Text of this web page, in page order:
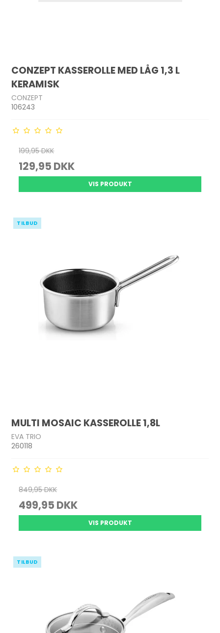
CONZEPT KASSEROLLE MED LÅG 1,3 L
KERAMISK
CONZEPT
106243
199,95 DKK
129,95 DKK
VIS PRODUKT
TILBUD
MULTI MOSAIC KASSEROLLE 1,8L
EVA TRIO
260118
849,95 DKK
499,95 DKK
VIS PRODUKT
TILBUD